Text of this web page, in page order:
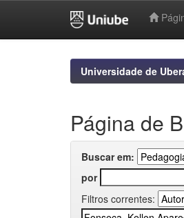
Universidade de
Página de
Buscar em:
por
Filtros correntes: